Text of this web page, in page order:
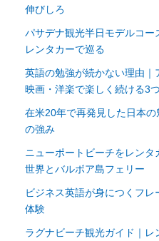
伸びしろ
パサデナ観光半日モデルコ
レンタカーで巡る
英語の勉強が続かない理由｜
映画・洋楽で楽しく続ける3
在米20年で再発見した日本
の強み
ニューポートビーチをレン
世界とバルボア島フェリー
ビジネス英語が身につくフ
体験
ラグナビーチ観光ガイド｜